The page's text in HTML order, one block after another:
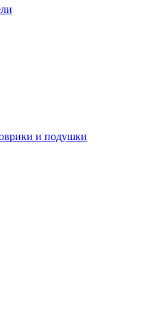
и подушки